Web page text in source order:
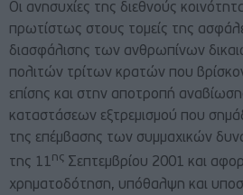
Οι ανησυχίες της διεθνούς
πρωτίστως στους τομείς της
διασφάλισης των ανθρωπίνων
πολιτών τρίτων κρατών που
επίσης και στην αποτροπή
καταστάσεων εξτρεμισμού που
της επέμβασης των συμμαχικών
της 11ης Σεπτεμβρίου 2001 και
χρηματοδότηση, υπόθαλψη και